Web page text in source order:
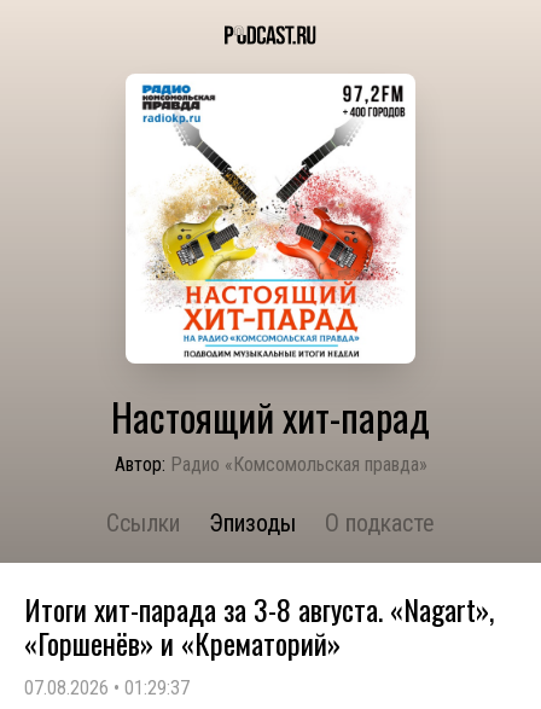
Настоящий хит-парад
Автор: Радио «Комсомольская правда»
Ссылки Эпизоды О подкасте
Итоги хит-парада за 3-8 августа. «Nagart»,
«Горшенёв» и «Крематорий»
07.08.2026 • 01:29:37